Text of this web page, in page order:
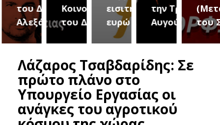
του Δήμου
Αλεξάνδρειας
Κοινοτήτων
του Δήμου
εισιτήριο 2
ευρώ
την Τρίτη 18
Αυγούστουτου
Λάζαρος Τσαβδαρίδης: Σε
πρώτο πλάνο στο
Υπουργείο Εργασίας οι
ανάγκες του αγροτικού